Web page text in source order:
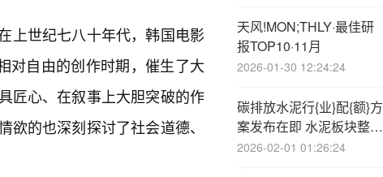
上世纪七八十年代，韩国电影
对自由的创作时期，催生了大
匠心、在叙事上大胆突破的作
的也深刻探讨了社会道德、
天风!MON;THLY·最佳研
报TOP10·11月
2026-01-30 12:24:24
碳排放水泥行{业}配{额}方
案发布在即 水泥板块整体
上涨
2026-02-01 01:26:24